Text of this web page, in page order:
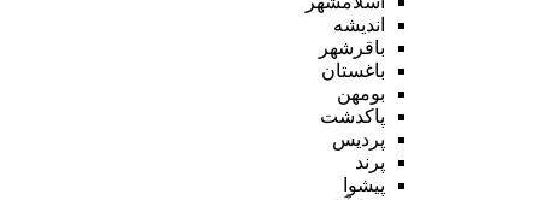
اندیشه
باقرشهر
باغستان
بومهن
پاکدشت
پردیس
پرند
پیشوا